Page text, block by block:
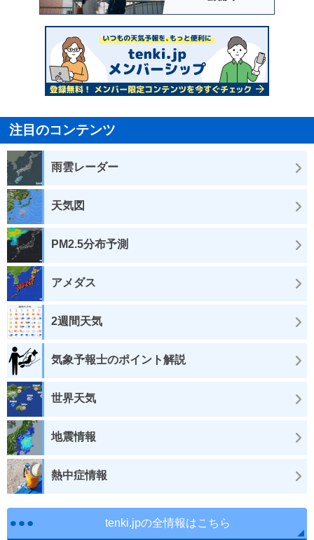
注目のコンテンツ
雨雲レーダー
天気図
PM2.5分布予測
アメダス
2週間天気
気象予報士のポイント解説
世界天気
地震情報
熱中症情報
tenki.jpの全情報はこちら